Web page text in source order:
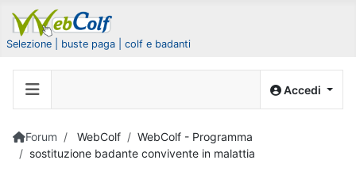
Selezione | buste paga | colf e badanti
Accedi
Forum WebColf
WebColf - Programma
sostituzione badante convivente in malattia